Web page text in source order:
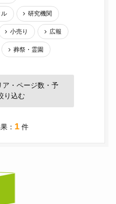
研究機関
小売り 広報
葬祭・霊園
ア・ページ数・予
り込む
： 1 件